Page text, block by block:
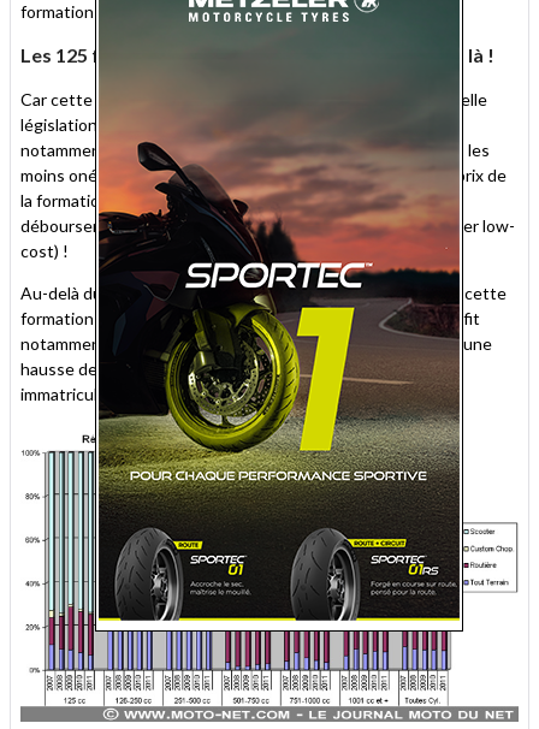
formation obligatoire de 7 heures !
Les 125 freinés par la formation, les MP3 toujours là !
Car cette année, plus que la météo ou la crise, c'est la nouvelle
législation qui a ralenti l'activité du secteur 125, en limitant
notamment le nombre de nouveaux entrants. Les véhicules les
moins onéreux ont sans nul doute été les plus touchés, le prix de
la formation représentant une somme supplémentaire à
débourser relativement énorme (un tiers du prix d'un scooter low-
cost) !
Au-delà du coût financier, le temps et l'investissement que cette
formation induit ont détourné les clients des 125 cc, au profit
notamment des 50 cc : le marché des cyclomoteurs affiche une
hausse de 3% en 2011, avec un cumul de 125 294
immatriculations.